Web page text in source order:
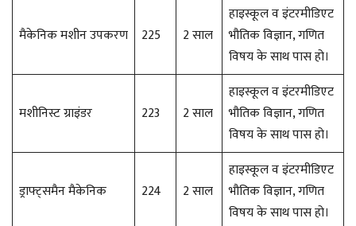
मैकेनिक मशीन उपकरण 225 2 साल
हाइस्कूल व इंटरमीडिएट
भौतिक विज्ञान, गणित
विषय के साथ पास हो।
मशीनिस्ट ग्राइंडर 223 2 साल
हाइस्कूल व इंटरमीडिएट
भौतिक विज्ञान, गणित
विषय के साथ पास हो।
ड्राफ्ट्समैन मैकेनिक 224 2 साल
हाइस्कूल व इंटरमीडिएट
भौतिक विज्ञान, गणित
विषय के साथ पास हो।